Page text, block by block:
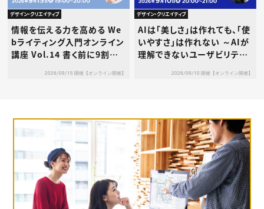
デザイン・クリエイティブ
情報を伝える力を高める We
bライティング入門オンライン
講座 Vol.14 書く前に9割決
の鍛え方2026/09/15 開催【オンライン開催】
デザイン・クリエイティブ
AIは「美しさ」は作れても、「使
いやすさ」は作れない ～AIが
理解できないユーザビリティ
2026/09/10 開催【オンライン開催】